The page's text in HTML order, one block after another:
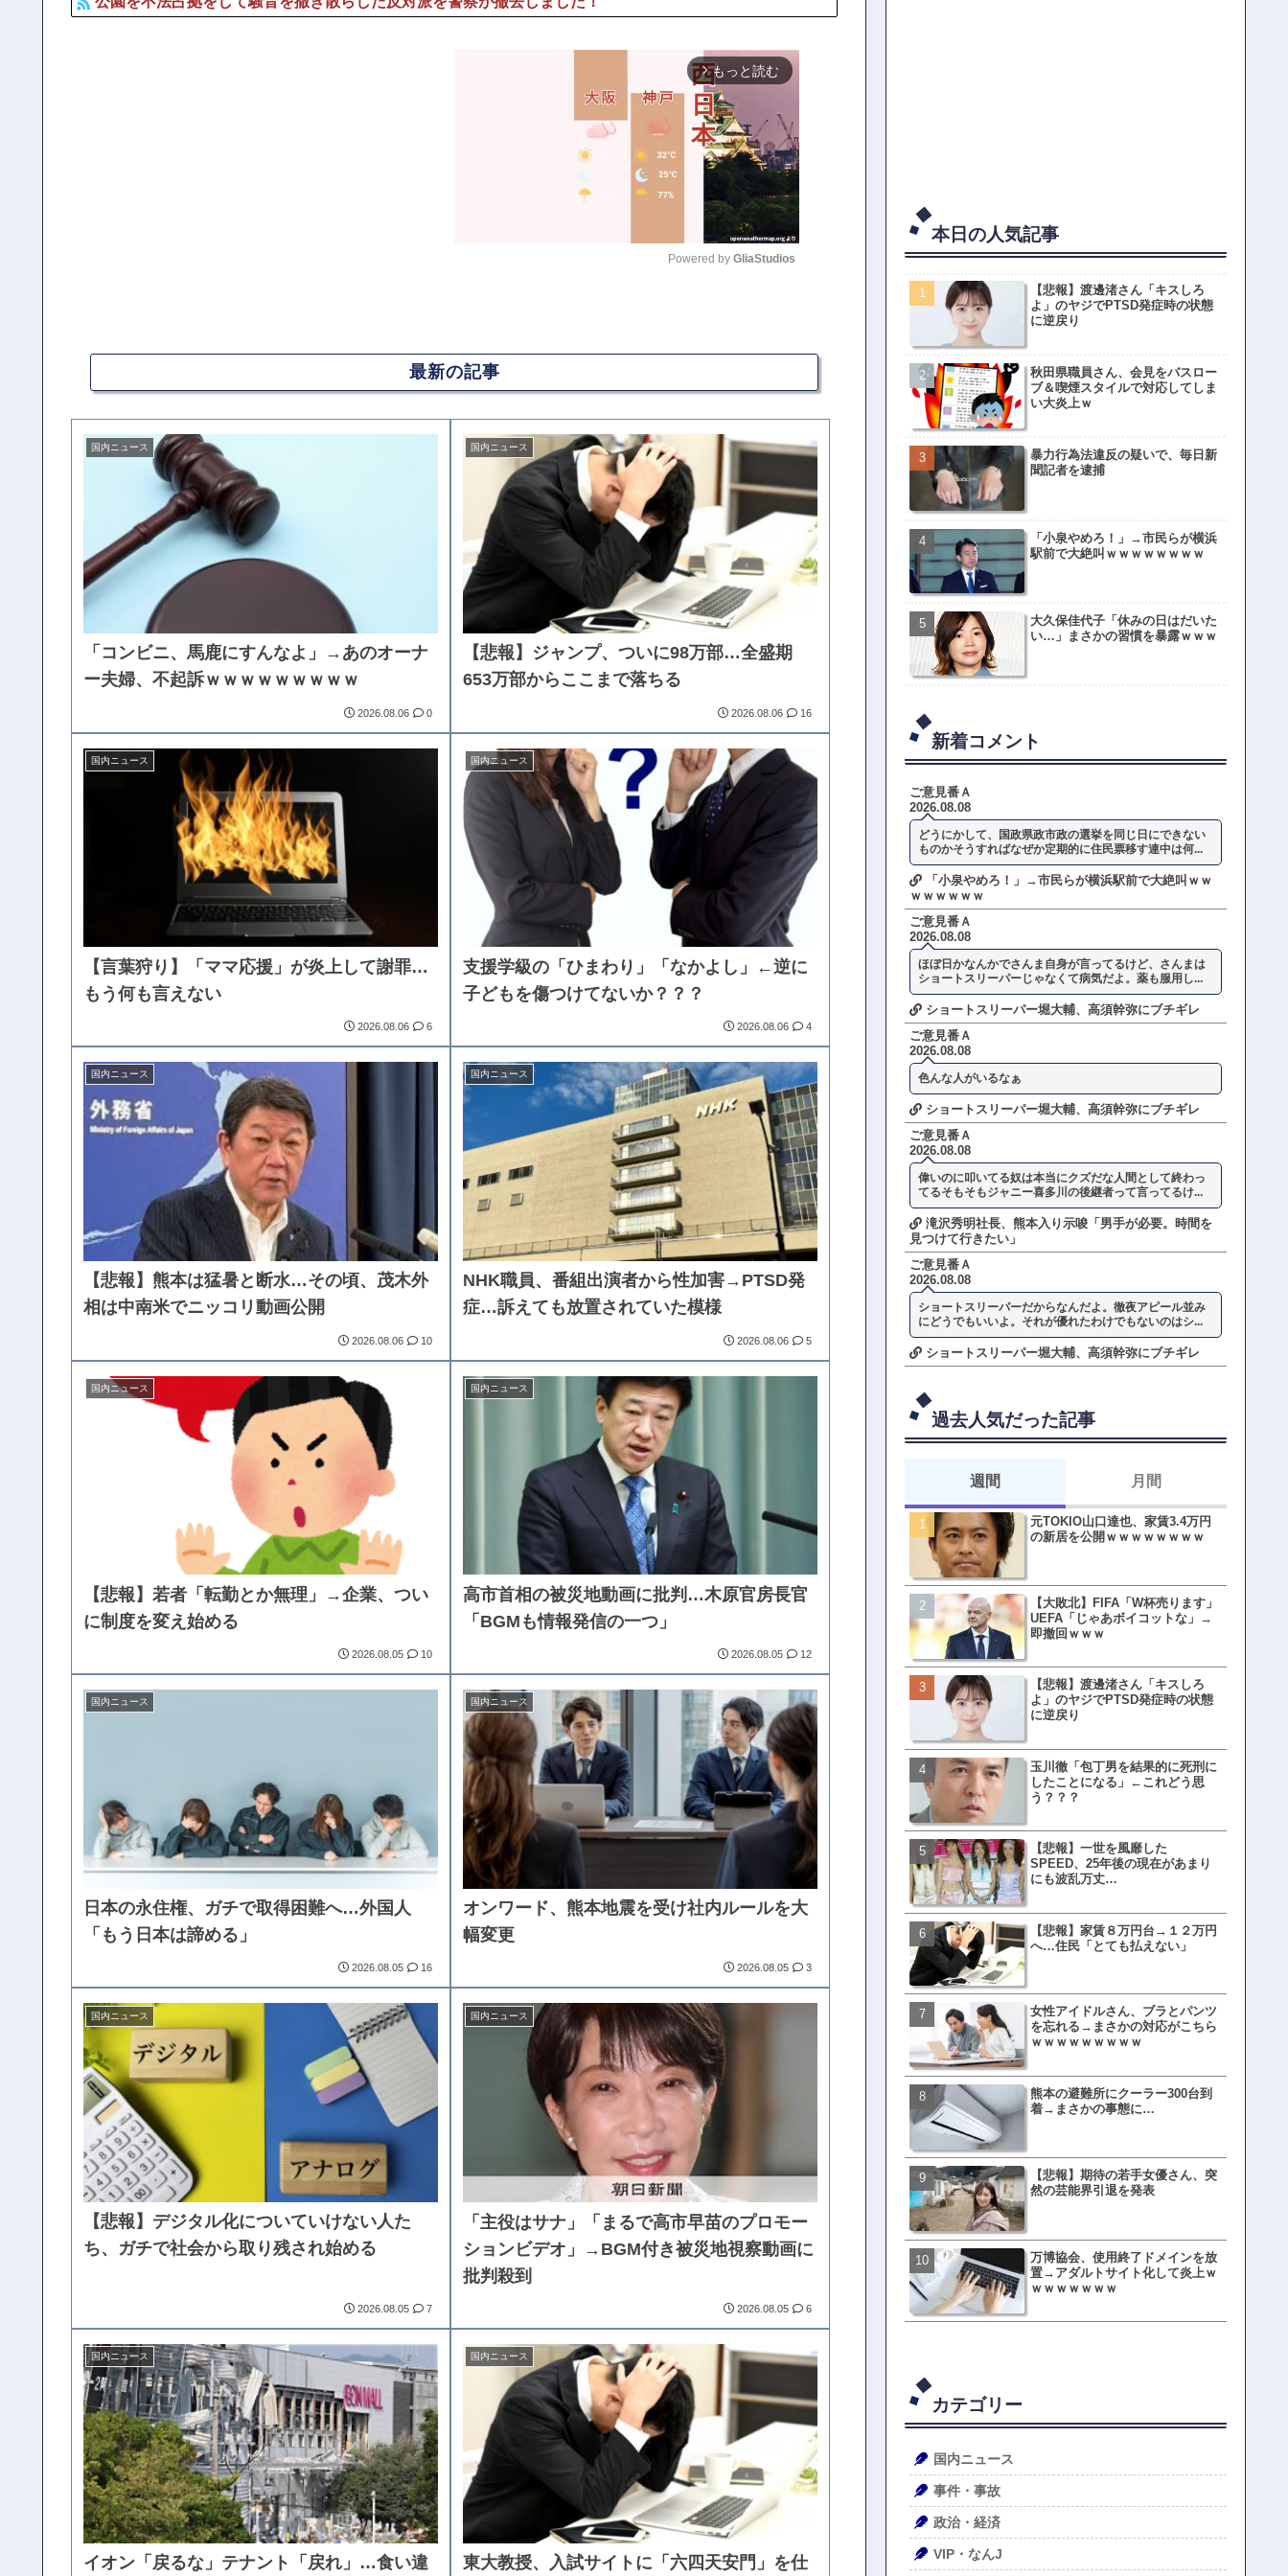
arrow_forward_ios もっと読む
e
Powered by GliaStudios
最新の記事
国内ニュース
「コンビニ、馬鹿にすんなよ」→あのオーナ
ー夫婦、不起訴ｗｗｗｗｗｗｗｗｗ
2026.08.06 0
国内ニュース
【悲報】ジャンプ、ついに98万部…全盛期
653万部からここまで落ちる
2026.08.06 16
国内ニュース
【言葉狩り】「ママ応援」が炎上して謝罪…
もう何も言えない
2026.08.06 6
国内ニュース
支援学級の「ひまわり」「なかよし」←逆に
子どもを傷つけてないか？？？
2026.08.06 4
国内ニュース
【悲報】熊本は猛暑と断水…その頃、茂木外
相は中南米でニッコリ動画公開
2026.08.06 10
国内ニュース
NHK職員、番組出演者から性加害→PTSD発
症…訴えても放置されていた模様
2026.08.06 5
国内ニュース
【悲報】若者「転勤とか無理」→企業、つい
に制度を変え始める
2026.08.05 10
国内ニュース
高市首相の被災地動画に批判…木原官房長官
「BGMも情報発信の一つ」
2026.08.05 12
国内ニュース
日本の永住権、ガチで取得困難へ…外国人
「もう日本は諦める」
2026.08.05 16
国内ニュース
オンワード、熊本地震を受け社内ルールを大
幅変更
2026.08.05 3
国内ニュース
【悲報】デジタル化についていけない人た
ち、ガチで社会から取り残され始める
2026.08.05 7
国内ニュース
「主役はサナ」「まるで高市早苗のプロモー
ションビデオ」→BGM付き被災地視察動画に
批判殺到
2026.08.05 6
国内ニュース
イオン「戻るな」テナント「戻れ」…食い違
国内ニュース
東大教授、入試サイトに「六四天安門」を仕
本日の人気記事
【悲報】渡邊渚さん「キスしろ
よ」のヤジでPTSD発症時の状態
に逆戻り
秋田県職員さん、会見をバスロー
ブ＆喫煙スタイルで対応してしま
い大炎上ｗ
暴力行為法違反の疑いで、毎日新
聞記者を逮捕
「小泉やめろ！」→市民らが横浜
駅前で大絶叫ｗｗｗｗｗｗｗｗ
大久保佳代子「休みの日はだいた
い…」まさかの習慣を暴露ｗｗｗ
新着コメント
ご意見番Ａ
2026.08.08
どうにかして、国政県政市政の選挙を同じ日にできない
ものかそうすればなぜか定期的に住民票移す連中は何...
「小泉やめろ！」→市民らが横浜駅前で大絶叫ｗｗ
ｗｗｗｗｗｗ
ご意見番Ａ
2026.08.08
ほぼ日かなんかでさんま自身が言ってるけど、さんまは
ショートスリーパーじゃなくて病気だよ。薬も服用し...
ショートスリーパー堀大輔、高須幹弥にブチギレ
ご意見番Ａ
2026.08.08
色んな人がいるなぁ
ショートスリーパー堀大輔、高須幹弥にブチギレ
ご意見番Ａ
2026.08.08
偉いのに叩いてる奴は本当にクズだな人間として終わっ
てるそもそもジャニー喜多川の後継者って言ってるけ...
滝沢秀明社長、熊本入り示唆「男手が必要。時間を
見つけて行きたい」
ご意見番Ａ
2026.08.08
ショートスリーパーだからなんだよ。徹夜アピール並み
にどうでもいいよ。それが優れたわけでもないのはシ...
ショートスリーパー堀大輔、高須幹弥にブチギレ
過去人気だった記事
週間
元TOKIO山口達也、家賃3.4万円
の新居を公開ｗｗｗｗｗｗｗｗ
【大敗北】FIFA「W杯売ります」
UEFA「じゃあボイコットな」→
即撤回ｗｗｗ
【悲報】渡邊渚さん「キスしろ
よ」のヤジでPTSD発症時の状態
に逆戻り
玉川徹「包丁男を結果的に死刑に
したことになる」←これどう思
う？？？
【悲報】一世を風靡した
SPEED、25年後の現在があまり
にも波乱万丈…
【悲報】家賃８万円台→１２万円
へ…住民「とても払えない」
女性アイドルさん、ブラとパンツ
を忘れる→まさかの対応がこちら
ｗｗｗｗｗｗｗｗｗ
熊本の避難所にクーラー300台到
着→まさかの事態に…
【悲報】期待の若手女優さん、突
然の芸能界引退を発表
万博協会、使用終了ドメインを放
置→アダルトサイト化して炎上ｗ
ｗｗｗｗｗｗｗ
月間
【悲報】東京着く前にHP尽
方民ｗｗｗ移動だけで瀕死
【ファーw】水着女子さん
オッサン盗撮してる…通報
皇族確保策、天皇陛下の一
界ピリつくｗｗｗ
文春、沖縄問題の"触れては
ない話"を暴露してしまうｗ
ランサムウェア攻撃を受け
レイ、わずか10日で復旧し
福岡テレビ局にとんでもな
アナが入社してしまうｗｗｗ
【衝撃】三笘が事故った時
てた車ってさ…←これw w
w w w w
有吉「うまくても絶対に行
ない店」がこちら…ネット
母親「息子の借りた本が心
真をSNS投稿→司書らから
元TOKIO山口達也、家賃3.4
の新居を公開ｗｗｗｗｗｗ
カテゴリー
国内ニュース
事件・事故
政治・経済
VIP・なんJ